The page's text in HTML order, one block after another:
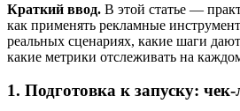
Краткий ввод. В этой статье —
как применять рекламные
реальных сценариях, какие шаги
какие метрики отслеживать на
1. Подготовка к запуску: чек-